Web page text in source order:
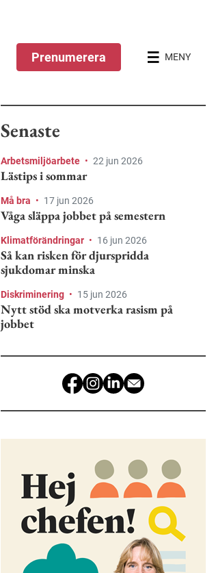
Prenumerera MENY
Senaste
Arbetsmiljöarbete • 22 jun 2026
Lästips i sommar
Må bra • 17 jun 2026
Våga släppa jobbet på semestern
Klimatförändringar • 16 jun 2026
Så kan risken för djurspridda
sjukdomar minska
Diskriminering • 15 jun 2026
Nytt stöd ska motverka rasism på
jobbet